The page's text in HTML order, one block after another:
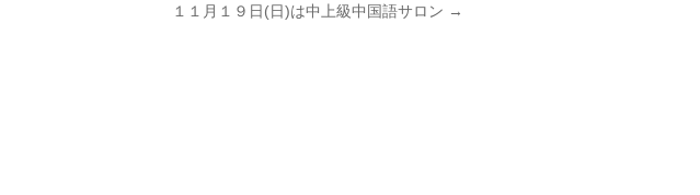
１１月１９日(日)は中上級中国語サロン →